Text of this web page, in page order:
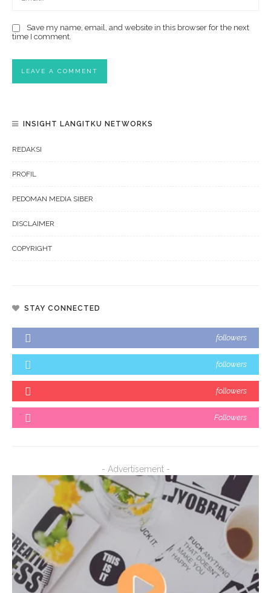
Save my name, email, and website in this browser for the next
time I comment.
INSIGHT LANGITKU NETWORKS
REDAKSI
PROFIL
PEDOMAN MEDIA SIBER
DISCLAIMER
COPYRIGHT
STAY CONNECTED
followers
followers
followers
Followers
- Advertisement -